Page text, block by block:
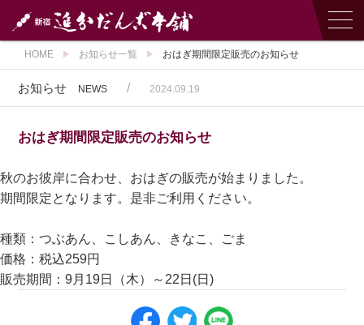
HOME お知らせ一覧 おはぎ期間限定販売のお知らせ
お知らせ NEWS / 2024.09.19
おはぎ期間限定販売のお知らせ
秋のお彼岸に合わせ、おはぎの販売が始まりました。
期間限定となります。是非ご利用ください。
種類：つぶあん、こしあん、きなこ、ごま
価格：税込259円
販売期間：9月19日（木）～22日(日)